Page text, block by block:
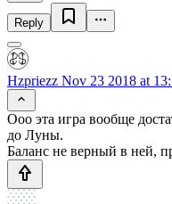
Reply
Hzpriezz Nov 23 2018 at
Ооо эта игра вообще
до Луны.
Баланс не верный в ней,